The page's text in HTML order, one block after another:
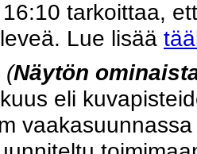
tarkoittaa,
Lue lisää
(Näytön
eli